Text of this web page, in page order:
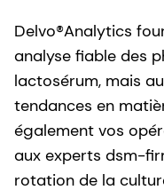
Delvo®Analytics
analyse fiable des
lactosérum, mais
tendances en
également vos
aux experts dsm-
rotation de la